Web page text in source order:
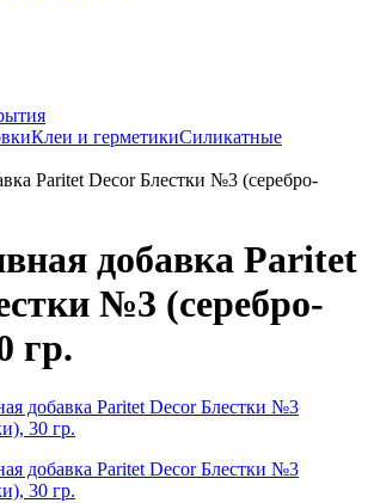
Клеи и герметикиСиликатные
Paritet Decor Блестки №3 (серебро-
добавка Paritet
№3 (серебро-
гр.